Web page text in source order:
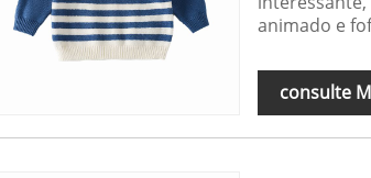
animado e
consulte